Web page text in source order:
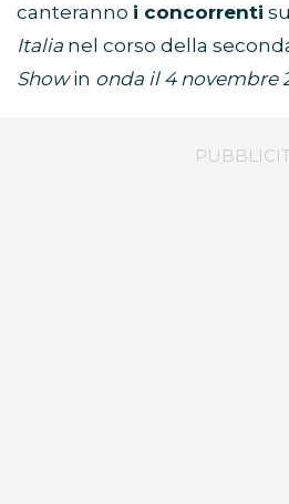
canteranno i concorrenti
Italia nel corso della
Showin onda il 4 novembre